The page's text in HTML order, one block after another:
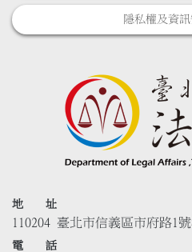
隱私權及資
地 址
110204 臺北市信義區市府路1
電 話